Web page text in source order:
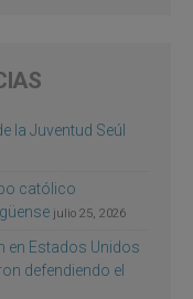
la Juventud Seúl
católico
julio 25, 2026
en Estados Unidos
defendiendo el